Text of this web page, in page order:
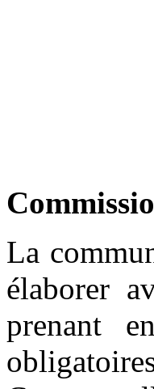
La
élaborer
prenant